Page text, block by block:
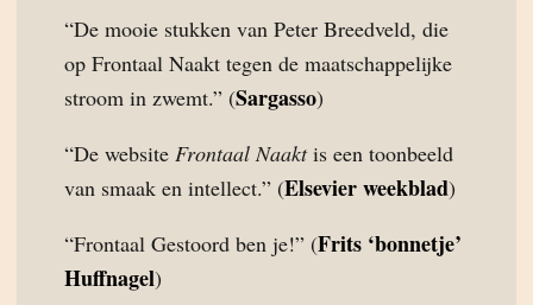
“De mooie stukken van Peter Breedveld, die
op Frontaal Naakt tegen de maatschappelijke
stroom in zwemt.” (Sargasso)
“De website Frontaal Naaktis een toonbeeld
van smaak en intellect.” (Elsevier weekblad)
“Frontaal Gestoord ben je!” (Frits ‘bonnetje’
Huffnagel)